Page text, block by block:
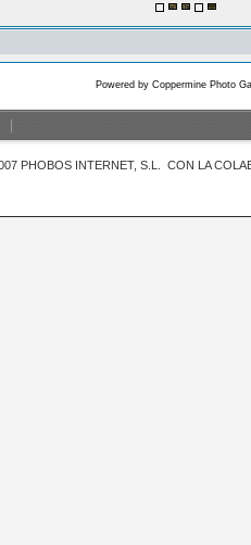
Powered by Coppermine Photo
PHOBOS INTERNET, S.L. CON LA